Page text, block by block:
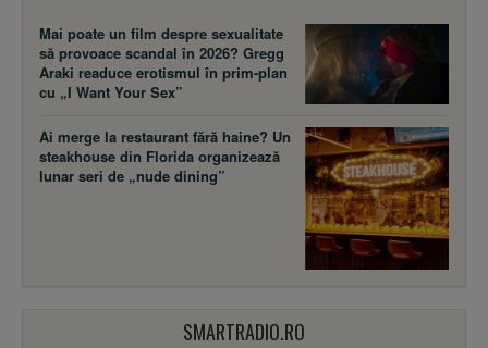
Mai poate un film despre sexualitate
să provoace scandal în 2026? Gregg
Araki readuce erotismul în prim-plan
cu „I Want Your Sex”
Ai merge la restaurant fără haine? Un
steakhouse din Florida organizează
lunar seri de „nude dining”
SMARTRADIO.RO